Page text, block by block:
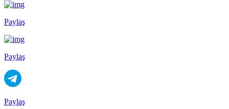
Paylaş
Paylaş
Paylaş